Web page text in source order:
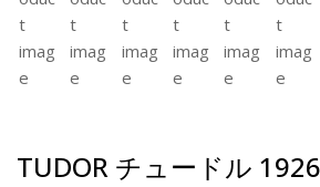
TUDOR チュードル